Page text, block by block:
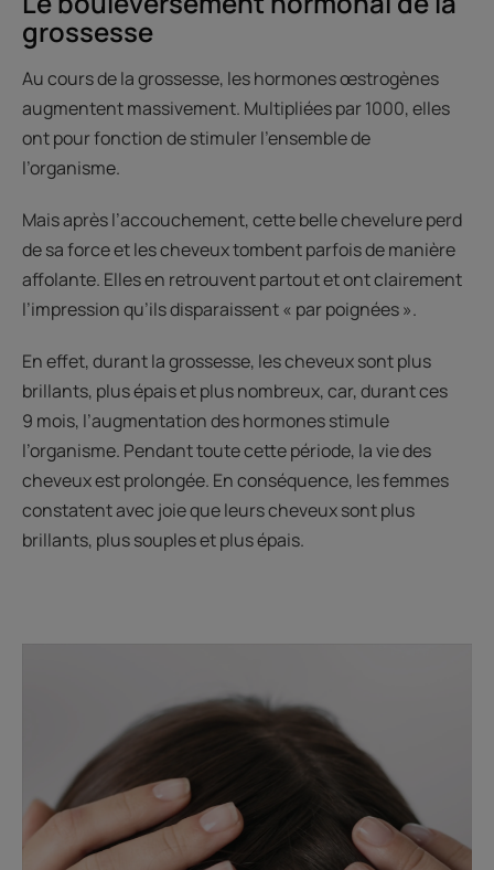
grossesse
Au cours de la grossesse, les hormones œstrogènes
augmentent massivement. Multipliées par 1000, elles
ont pour fonction de stimuler l'ensemble de
l’organisme.
Mais après l’accouchement, cette belle chevelure perd
de sa force et les cheveux tombent parfois de manière
affolante. Elles en retrouvent partout et ont clairement
l’impression qu’ils disparaissent « par poignées ».
En effet, durant la grossesse, les cheveux sont plus
brillants, plus épais et plus nombreux, car, durant ces
9 mois, l’augmentation des hormones stimule
l’organisme. Pendant toute cette période, la vie des
cheveux est prolongée. En conséquence, les femmes
constatent avec joie que leurs cheveux sont plus
brillants, plus souples et plus épais.